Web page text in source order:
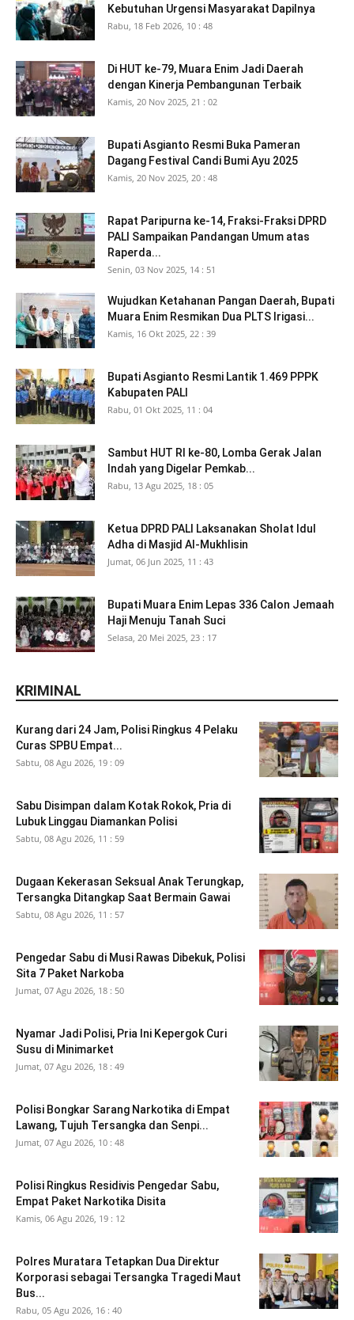
Kebutuhan Urgensi Masyarakat Dapilnya
Rabu, 18 Feb 2026, 10 : 48
Di HUT ke-79, Muara Enim Jadi Daerah
dengan Kinerja Pembangunan Terbaik
Kamis, 20 Nov 2025, 21 : 02
Bupati Asgianto Resmi Buka Pameran
Dagang Festival Candi Bumi Ayu 2025
Kamis, 20 Nov 2025, 20 : 48
Rapat Paripurna ke-14, Fraksi-Fraksi DPRD
PALI Sampaikan Pandangan Umum atas
Raperda...
Senin, 03 Nov 2025, 14 : 51
Wujudkan Ketahanan Pangan Daerah, Bupati
Muara Enim Resmikan Dua PLTS Irigasi...
Kamis, 16 Okt 2025, 22 : 39
Bupati Asgianto Resmi Lantik 1.469 PPPK
Kabupaten PALI
Rabu, 01 Okt 2025, 11 : 04
Sambut HUT RI ke-80, Lomba Gerak Jalan
Indah yang Digelar Pemkab...
Rabu, 13 Agu 2025, 18 : 05
Ketua DPRD PALI Laksanakan Sholat Idul
Adha di Masjid Al-Mukhlisin
Jumat, 06 Jun 2025, 11 : 43
Bupati Muara Enim Lepas 336 Calon Jemaah
Haji Menuju Tanah Suci
Selasa, 20 Mei 2025, 23 : 17
KRIMINAL
Kurang dari 24 Jam, Polisi Ringkus 4 Pelaku
Curas SPBU Empat...
Sabtu, 08 Agu 2026, 19 : 09
Sabu Disimpan dalam Kotak Rokok, Pria di
Lubuk Linggau Diamankan Polisi
Sabtu, 08 Agu 2026, 11 : 59
Dugaan Kekerasan Seksual Anak Terungkap,
Tersangka Ditangkap Saat Bermain Gawai
Sabtu, 08 Agu 2026, 11 : 57
Pengedar Sabu di Musi Rawas Dibekuk, Polisi
Sita 7 Paket Narkoba
Jumat, 07 Agu 2026, 18 : 50
Nyamar Jadi Polisi, Pria Ini Kepergok Curi
Susu di Minimarket
Jumat, 07 Agu 2026, 18 : 49
Polisi Bongkar Sarang Narkotika di Empat
Lawang, Tujuh Tersangka dan Senpi...
Jumat, 07 Agu 2026, 10 : 48
Polisi Ringkus Residivis Pengedar Sabu,
Empat Paket Narkotika Disita
Kamis, 06 Agu 2026, 19 : 12
Polres Muratara Tetapkan Dua Direktur
Korporasi sebagai Tersangka Tragedi Maut
Bus...
Rabu, 05 Agu 2026, 16 : 40